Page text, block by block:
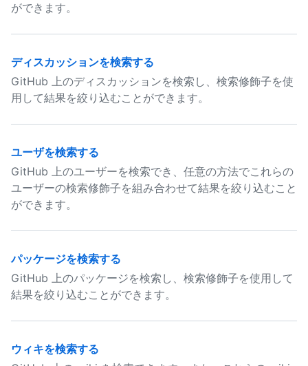
ができます。
ディスカッションを検索する
GitHub 上のディスカッションを検索し、検索修飾子を使
用して結果を絞り込むことができます。
ユーザを検索する
GitHub 上のユーザーを検索でき、任意の方法でこれらの
ユーザーの検索修飾子を組み合わせて結果を絞り込むこと
ができます。
パッケージを検索する
GitHub 上のパッケージを検索し、検索修飾子を使用して
結果を絞り込むことができます。
ウィキを検索する